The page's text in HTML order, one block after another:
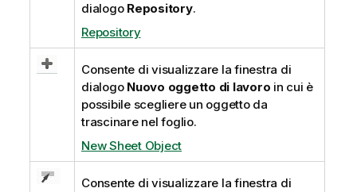
dialogo Repository.
Repository
Consente di visualizzare la finestra di
dialogo Nuovo oggetto di lavoro in cui è
possibile scegliere un oggetto da
trascinare nel foglio.
New Sheet Object
Consente di visualizzare la finestra di